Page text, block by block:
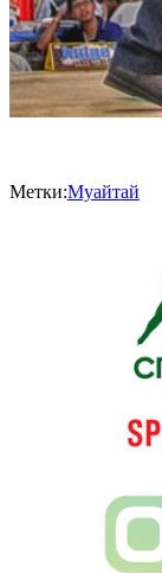
Метки:Муайтай